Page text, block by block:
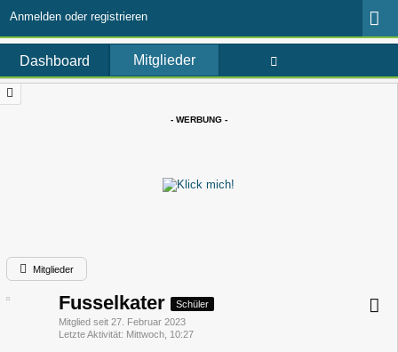
Anmelden oder registrieren
Dashboard Mitglieder
- WERBUNG -
Mitglieder
Fusselkater
Schüler
Mitglied seit 27. Februar 2023
Letzte Aktivität Mittwoch, 10:27